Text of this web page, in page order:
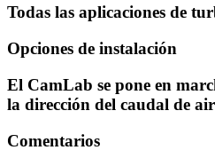
Todas las aplicaciones de
Opciones de instalación
El CamLab se pone en
la dirección del caudal de
Comentarios